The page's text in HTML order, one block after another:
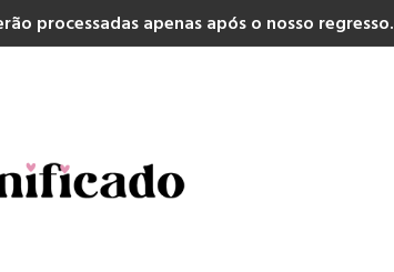
processadas apenas após o nosso regresso.